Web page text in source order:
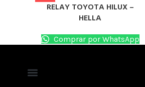
RELAY TOYOTA HILUX –
HELLA
Comprar por WhatsApp